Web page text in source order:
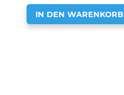
IN DEN WARENKORB